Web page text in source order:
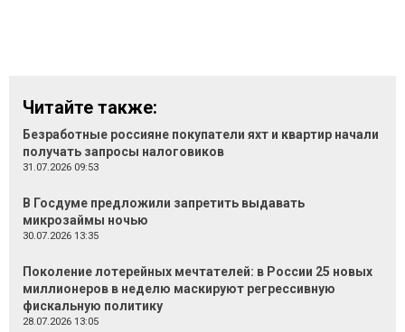
Читайте также:
Безработные россияне покупатели яхт и квартир начали
получать запросы налоговиков
31.07.2026 09:53
В Госдуме предложили запретить выдавать
микрозаймы ночью
30.07.2026 13:35
Поколение лотерейных мечтателей: в России 25 новых
миллионеров в неделю маскируют регрессивную
фискальную политику
28.07.2026 13:05